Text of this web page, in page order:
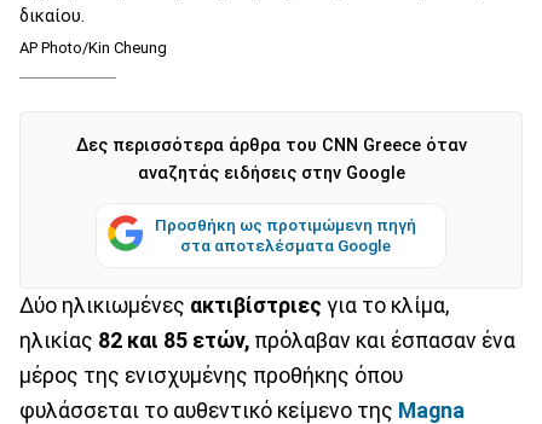
δικαίου.
AP Photo/Kin Cheung
Δες περισσότερα άρθρα του CNN Greece όταν
αναζητάς ειδήσεις στην Google
Προσθήκη ως προτιμώμενη πηγή
στα αποτελέσματα Google
Δύο ηλικιωμένες ακτιβίστριες για το κλίμα,
ηλικίας 82 και 85 ετών, πρόλαβαν και έσπασαν ένα
μέρος της ενισχυμένης προθήκης όπου
φυλάσσεται το αυθεντικό κείμενο της Magna